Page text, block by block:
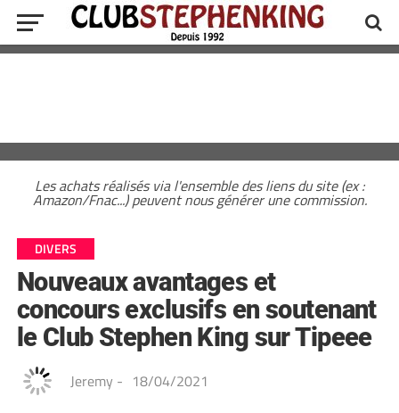
Les achats réalisés via l'ensemble des liens du site (ex :
Amazon/Fnac...) peuvent nous générer une commission.
DIVERS
Nouveaux avantages et
concours exclusifs en soutenant
le Club Stephen King sur Tipeee
Jeremy - 18/04/2021